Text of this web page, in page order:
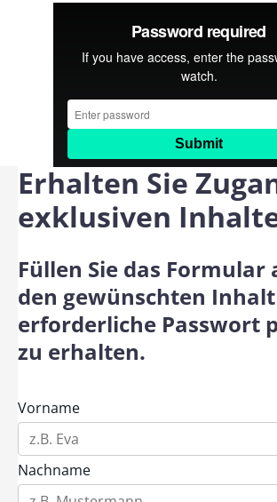
Erhalten Sie
exklusiven
Füllen Sie das Formular
den gewünschten
erforderliche Passwort
zu erhalten.
Vorname
Nachname